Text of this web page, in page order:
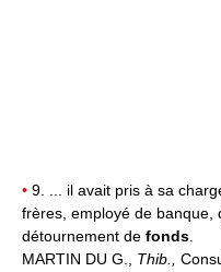
• 9. ... il avait pris à sa
frères, employé de banque,
détournement de fonds.
MARTIN DU G., Thib.,